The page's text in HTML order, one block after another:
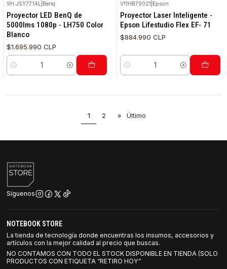
9H.JSY77.14L Benq
Proyector LED BenQ de
5000lms 1080p - LH750 Color
Blanco
$1.695.990 CLP
Cantidad
V11HB79021 Epson
Proyector Laser Inteligente -
Epson Lifestudio Flex EF- 71
$884.990 CLP
Cantidad
1 2 » Último
Síguenos
NOTEBOOK STORE
La tienda de tecnología donde encuentras los insumos, accesorios y
artículos con la mejor calidad al precio que buscas.
NO CONTAMOS CON TODO EL STOCK DISPONIBLE EN TIENDA (SOLO
PRODUCTOS CON ETIQUETA “RETIRO HOY”